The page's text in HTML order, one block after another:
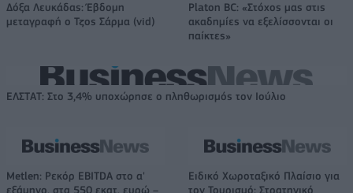
Δόξα Λευκάδας: Έβδομη
μεταγραφή ο Τζος Σάρμα (vid)
Platon BC: «Στόχος μας στις
ακαδημίες να εξελίσσονται οι
παίκτες»
ΕΛΣΤΑΤ: Στο 3,4% υποχώρησε ο πληθωρισμός τον Ιούλιο
Metlen: Ρεκόρ EBITDA στο α'
εξάμηνο, στα 550 εκατ. ευρώ –
Ειδικό Χωροταξικό Πλαίσιο για
τον Τουρισμό: Στρατηγικό